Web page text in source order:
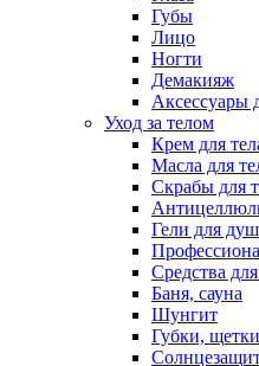
Губы
Лицо
Ногти
Демакияж
Аксессуары
Уход за телом
Крем для
Масла для
Скрабы для
Гели для
Средства
Баня, сауна
Шунгит
Губки,